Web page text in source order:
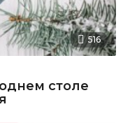
516
столе